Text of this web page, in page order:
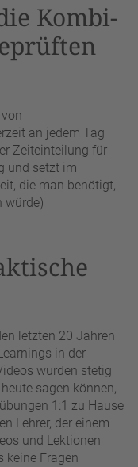
Kombi-
an jedem Tag
Zeiteinteilung für
und setzt im
die man benötigt,
würde)
letzten 20 Jahren
in der
wurden stetig
sagen können,
1:1 zu Hause
Lehrer, der einem
und Lektionen
keine Fragen